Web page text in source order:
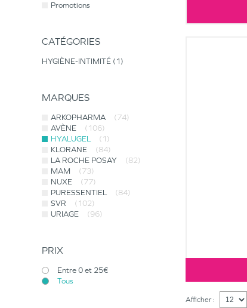
Promotions
CATÉGORIES
HYGIÈNE-INTIMITÉ 1
MARQUES
ARKOPHARMA
(74)
AVÈNE
(106)
HYALUGEL
(1)
KLORANE
(84)
LA ROCHE POSAY
(82)
MAM
(73)
NUXE
(77)
PURESSENTIEL
(84)
SVR
(102)
URIAGE
(96)
PRIX
Entre 0 et 25€
Tous
Afficher :